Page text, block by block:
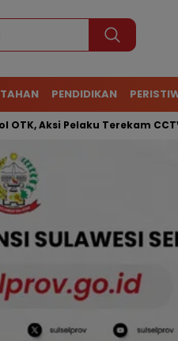
PENDIDIKAN
Pelaku Terekam CCTV